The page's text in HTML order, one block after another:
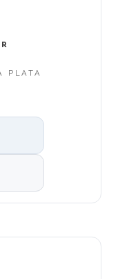
PLATA